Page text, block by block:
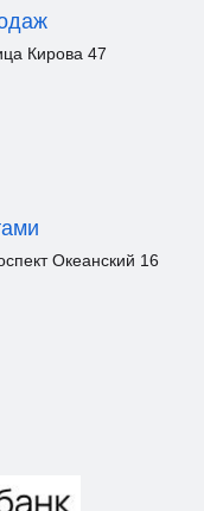
Кирова 47
Океанский 16